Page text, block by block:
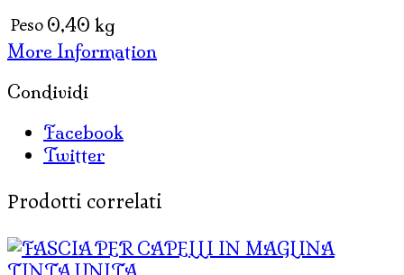
quantità
Peso 0,40 kg
More Information
Condividi
Facebook
Twitter
Prodotti correlati